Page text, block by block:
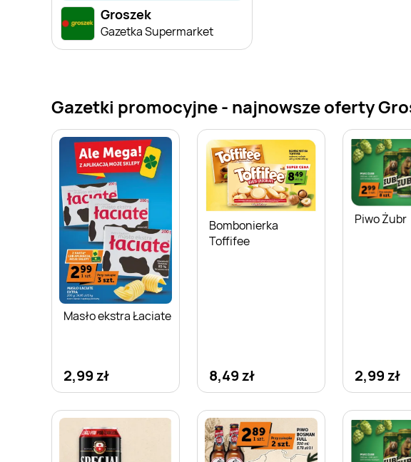
Groszek
Gazetka Supermarket
Gazetki promocyjne - najnowsze oferty
Masło ekstra Łaciate
2,99 zł
Bombonierka
Toffifee
8,49 zł
Piwo Żubr
2,99 zł